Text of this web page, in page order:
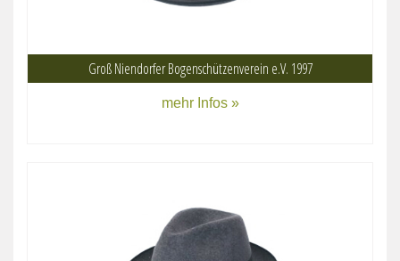
Groß Niendorfer Bogenschützenverein e.V. 1997
mehr Infos »